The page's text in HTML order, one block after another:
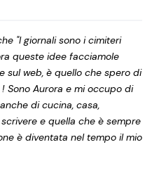
"I giornali sono i cimiteri
queste idee facciamole
sul web, è quello che spero di
Sono Aurora e mi occupo di
di cucina, casa,
e quella che è sempre
è diventata nel tempo il mio